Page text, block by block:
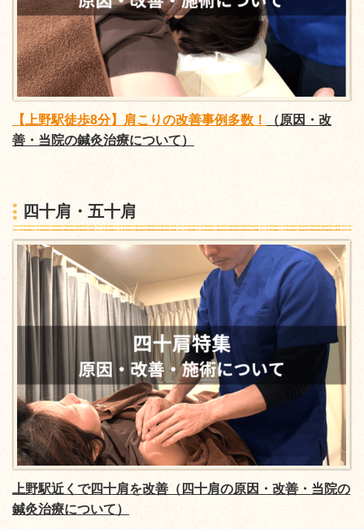
【上野駅徒歩8分】肩こりの改善事例多数！
（原因・改
善・当院の鍼灸治療について）
四十肩・五十肩
上野駅近くで四十肩を改善（四十肩の原因・改善・当院の
鍼灸治療について）